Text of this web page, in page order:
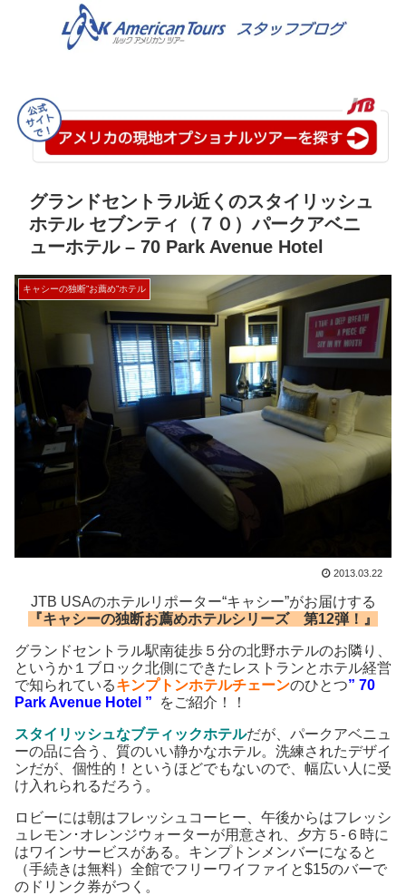
グランドセントラル近くのスタイリッシュ
ホテル セブンティ（７０）パークアベニ
ューホテル – 70 Park Avenue Hotel
キャシーの独断”お薦め”ホテル
2013.03.22
JTB USAのホテルリポーター“キャシー”がお届けする
『キャシーの独断お薦めホテルシリーズ 第12弾！』
グランドセントラル駅南徒歩５分の北野ホテルのお隣り、
というか１ブロック北側にできたレストランとホテル経営
で知られているキンプトンホテルチェーンのひとつ” 70
Park Avenue Hotel ”
をご紹介！！
スタイリッシュなブティックホテルだが、パークアベニュ
ーの品に合う、質のいい静かなホテル。洗練されたデザイ
ンだが、個性的！というほどでもないので、幅広い人に受
け入れられるだろう。
ロビーには朝はフレッシュコーヒー、午後からはフレッシ
ュレモン･オレンジウォーターが用意され、夕方５-６時に
はワインサービスがある。キンプトンメンバーになると
（手続きは無料）全館でフリーワイファイと$15のバーで
のドリンク券がつく。